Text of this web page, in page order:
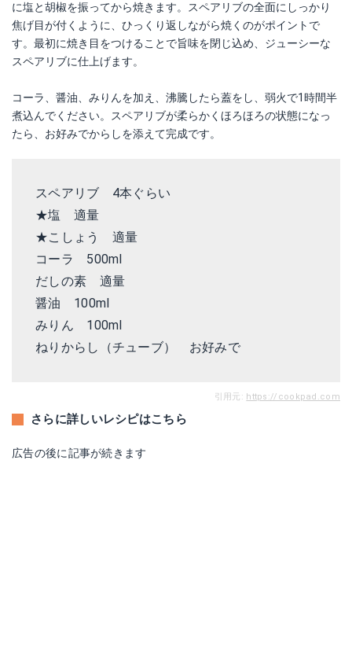
に塩と胡椒を振ってから焼きます。スペアリブの全面にしっかり
焦げ目が付くように、ひっくり返しながら焼くのがポイントで
す。最初に焼き目をつけることで旨味を閉じ込め、ジューシーな
スペアリブに仕上げます。
コーラ、醤油、みりんを加え、沸騰したら蓋をし、弱火で1時間半
煮込んでください。スペアリブが柔らかくほろほろの状態になっ
たら、お好みでからしを添えて完成です。
スペアリブ 4本ぐらい
★塩 適量
★こしょう 適量
コーラ 500ml
だしの素 適量
醤油 100ml
みりん 100ml
ねりからし（チューブ） お好みで
引用元: https://cookpad.com
さらに詳しいレシピはこちら
広告の後に記事が続きます